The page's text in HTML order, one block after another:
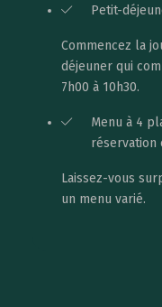
Petit-
Commencez la
déjeuner qui
7h00 à 10h30.
Menu à 4
réservation
Laissez-vous
un menu varié.